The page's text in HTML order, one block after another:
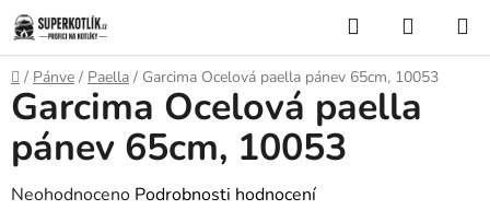
Přejít
na
obsah
Hledat
KOŠÍK
Domů
/ Pánve / Paella / Garcima Ocelová paella pánev 65cm, 10053
Garcima Ocelová paella
pánev 65cm, 10053
Průměrné
Neohodnoceno Podrobnosti hodnocení